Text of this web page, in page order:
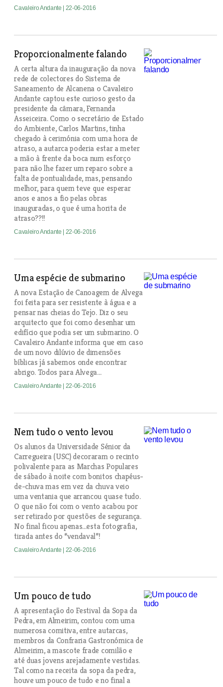
Cavaleiro Andante | 22-06-2016
Proporcionalmente falando
A certa altura da inauguração da nova
rede de colectores do Sistema de
Saneamento de Alcanena o Cavaleiro
Andante captou este curioso gesto da
presidente da câmara, Fernanda
Asseiceira. Como o secretário de Estado
do Ambiente, Carlos Martins, tinha
chegado à cerimónia com uma hora de
atraso, a autarca poderia estar a meter
a mão à frente da boca num esforço
para não lhe fazer um reparo sobre a
falta de pontualidade, mas, pensando
melhor, para quem teve que esperar
anos e anos a fio pelas obras
inauguradas, o que é uma horita de
atraso??!!
Cavaleiro Andante | 22-06-2016
Uma espécie de submarino
A nova Estação de Canoagem de Alvega
foi feita para ser resistente à água e a
pensar nas cheias do Tejo. Diz o seu
arquitecto que foi como desenhar um
edifício que podia ser um submarino. O
Cavaleiro Andante informa que em caso
de um novo dilúvio de dimensões
bíblicas já sabemos onde encontrar
abrigo. Todos para Alvega...
Cavaleiro Andante | 22-06-2016
Nem tudo o vento levou
Os alunos da Universidade Sénior da
Carregueira (USC) decoraram o recinto
polivalente para as Marchas Populares
de sábado à noite com bonitos chapéus-
de-chuva mas em vez da chuva veio
uma ventania que arrancou quase tudo.
O que não foi com o vento acabou por
ser retirado por questões de segurança.
No final ficou apenas...esta fotografia,
tirada antes do “vendaval”!
Cavaleiro Andante | 22-06-2016
Um pouco de tudo
A apresentação do Festival da Sopa da
Pedra, em Almeirim, contou com uma
numerosa comitiva, entre autarcas,
membros da Confraria Gastronómica de
Almeirim, a mascote frade comilão e
até duas jovens arejadamente vestidas.
Tal como na receita da sopa da pedra,
houve um pouco de tudo e no final a